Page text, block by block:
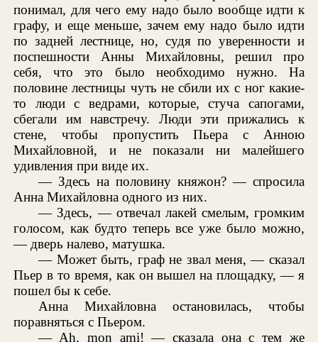
понимал, для чего ему надо было вообще идти к
графу, и еще меньше, зачем ему надо было идти
по задней лестнице, но, судя по уверенности и
поспешности Анны Михайловны, решил про
себя, что это было необходимо нужно. На
половине лестницы чуть не сбили их с ног какие-
то люди с ведрами, которые, стуча сапогами,
сбегали им навстречу. Люди эти прижались к
стене, чтобы пропустить Пьера с Анною
Михайловной, и не показали ни малейшего
удивления при виде их.
— Здесь на половину княжон? — спросила
Анна Михайловна одного из них.
— Здесь, — отвечал лакей смелым, громким
голосом, как будто теперь все уже было можно,
— дверь налево, матушка.
— Может быть, граф не звал меня, — сказал
Пьер в то время, как он вышел на площадку, — я
пошел бы к себе.
Анна Михайловна остановилась, чтобы
поравняться с Пьером.
— Ah, mon ami! — сказала она с тем же